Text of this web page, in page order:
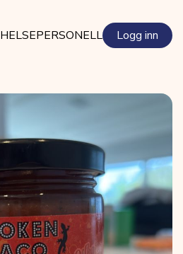
HELSEPERSONELL Logg inn